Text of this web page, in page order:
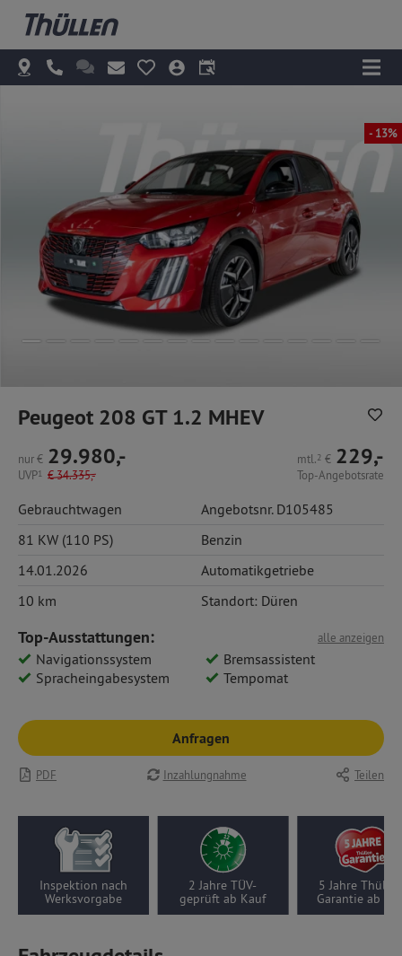
- 13%
Peugeot 208 GT 1.2 MHEV
nur€ 29.980,-
UVP1 €34.335,-
mtl.2 € 229,-
Top-Angebotsrate
Gebrauchtwagen
Angebotsnr. D105485
81 KW (110 PS)
Benzin
14.01.2026
Automatikgetriebe
10 km
Standort: Düren
alle anzeigen
Top-Ausstattungen:
Navigationssystem
Bremsassistent
Spracheingabesystem
Tempomat
Anfragen
PDF Inzahlungnahme Teilen
2 Jahre TÜV-
geprüft ab Kauf
5 Jahre Thüllen-
Garantie ab Kauf
Wenigfahrer-
10 km pro